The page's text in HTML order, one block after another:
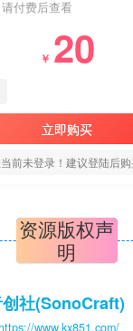
付费后查看
￥ 20
立即购买
前未登录！建议登陆后
资源版权声
明
社(SonoCraft)
www.kx851.com/